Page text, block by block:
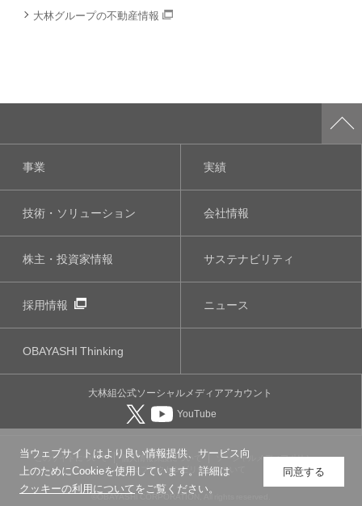
当ウェブサイトはより良い情報提供、サービス向
上のためにCookieを使用しています。詳細は
クッキーの利用についてをご覧ください。
同意する
大林グループの不動産情報
事業 実績
技術・ソリューション 会社情報
株主・投資家情報 サステナビリティ
採用情報 ニュース
OBAYASHIThinking
大林組公式ソーシャルメディアアカウント
YouTube
このサイトについて 個人情報保護について
ソーシャルメディアポリシー
ウェブアクセシビリティについて
©OBAYASHI CORPORATION, All rights reserved.